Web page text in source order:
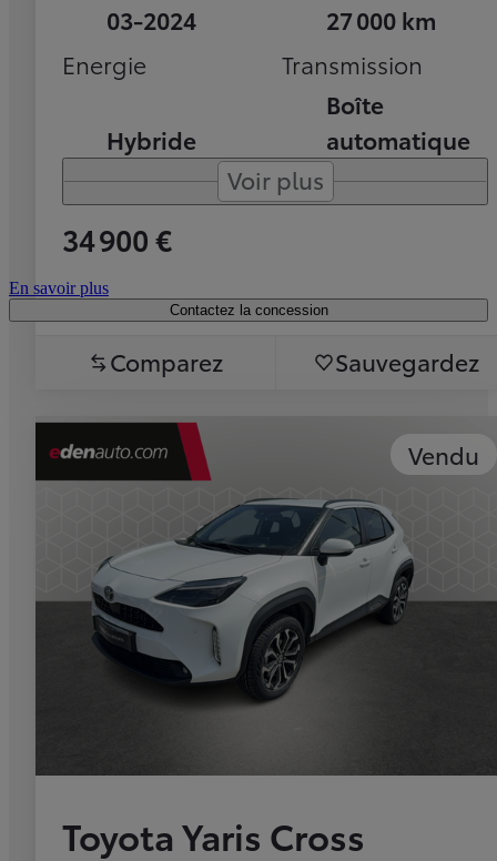
03-2024
27 000 km
Energie
Hybride
Transmission
Boîte
automatique
Voir plus
34 900 €
En savoir plus
Contactez la concession
Comparez Sauvegardez
Vendu
Toyota Yaris Cross